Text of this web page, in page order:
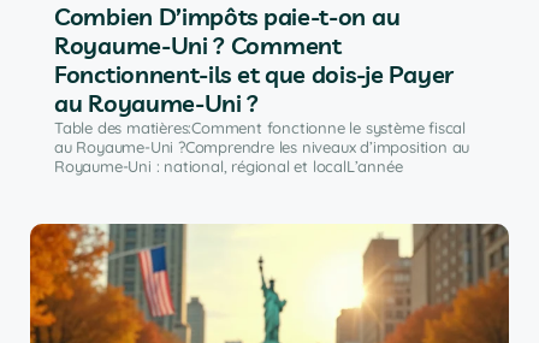
Combien D’impôts paie-t-on au
Royaume-Uni ? Comment
Fonctionnent-ils et que dois-je Payer
au Royaume-Uni ?
Table des matières:Comment fonctionne le système fiscal
au Royaume-Uni ?Comprendre les niveaux d’imposition au
Royaume-Uni : national, régional et localL’année